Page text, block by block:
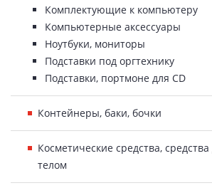
Комплектующие к компьютеру
Компьютерные аксессуары
Ноутбуки, мониторы
Подставки под оргтехнику
Подставки, портмоне для CD
Контейнеры, баки, бочки
Косметические средства, средства
телом